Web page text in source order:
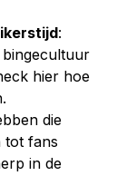
:
hier hoe
die
tot fans
in de